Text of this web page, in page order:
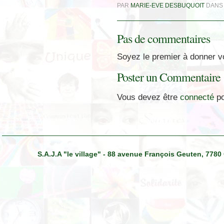
PAR MARIE-EVE DESBUQUOITDANS
Pas de commentaires
Soyez le premier à donner
Poster un Commentaire
Vous devez être connecté
S.A.J.A "le village" - 88 avenue François Geuten,